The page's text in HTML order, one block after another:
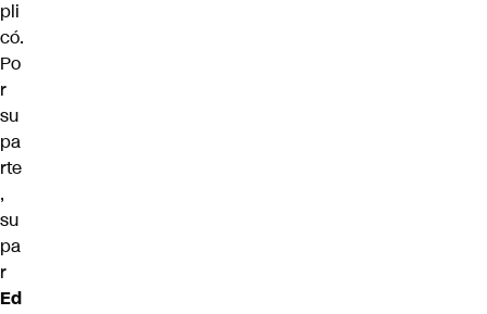
pli
có.
Po
r
su
pa
rte
,
su
pa
r
Ed